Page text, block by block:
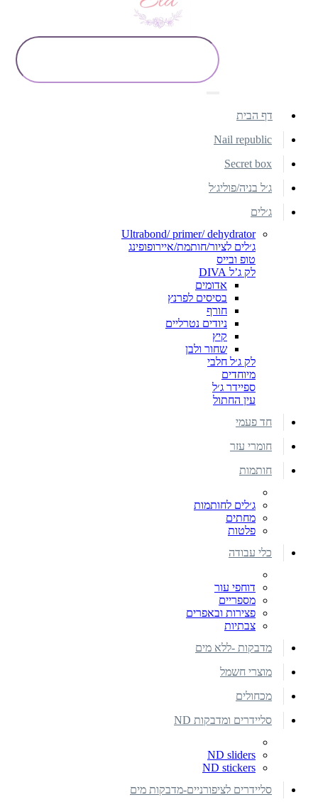
דף הבית
Nail republic
Secret box
ג׳ל בניה/פוליג׳ל
ג׳לים
Ultrabond/ primer/ dehydrator
ג׳לים לציור/חותמת/איירופופינג
טופ ובייס
לק ג’ל DIVA
אדומים
בסיסים לפרנץ
חורף
ניודים נטרליים
קיץ
שחור ולבן
לק ג׳ל חלבי
מיוחדים
ספיידר ג׳ל
עין החתול
חד פעמי
חומרי עזר
חותמות
ג׳לים לחותמות
מחתים
פלטות
כלי עבודה
דוחפי עור
מספריים
פצירות ובאפרים
צבתיות
מדבקות -ללא מים
מוצרי חשמל
מכחולים
סליידרים ומדבקות ND
ND sliders
ND stickers
סליידרים לציפורניים-מדבקות מים